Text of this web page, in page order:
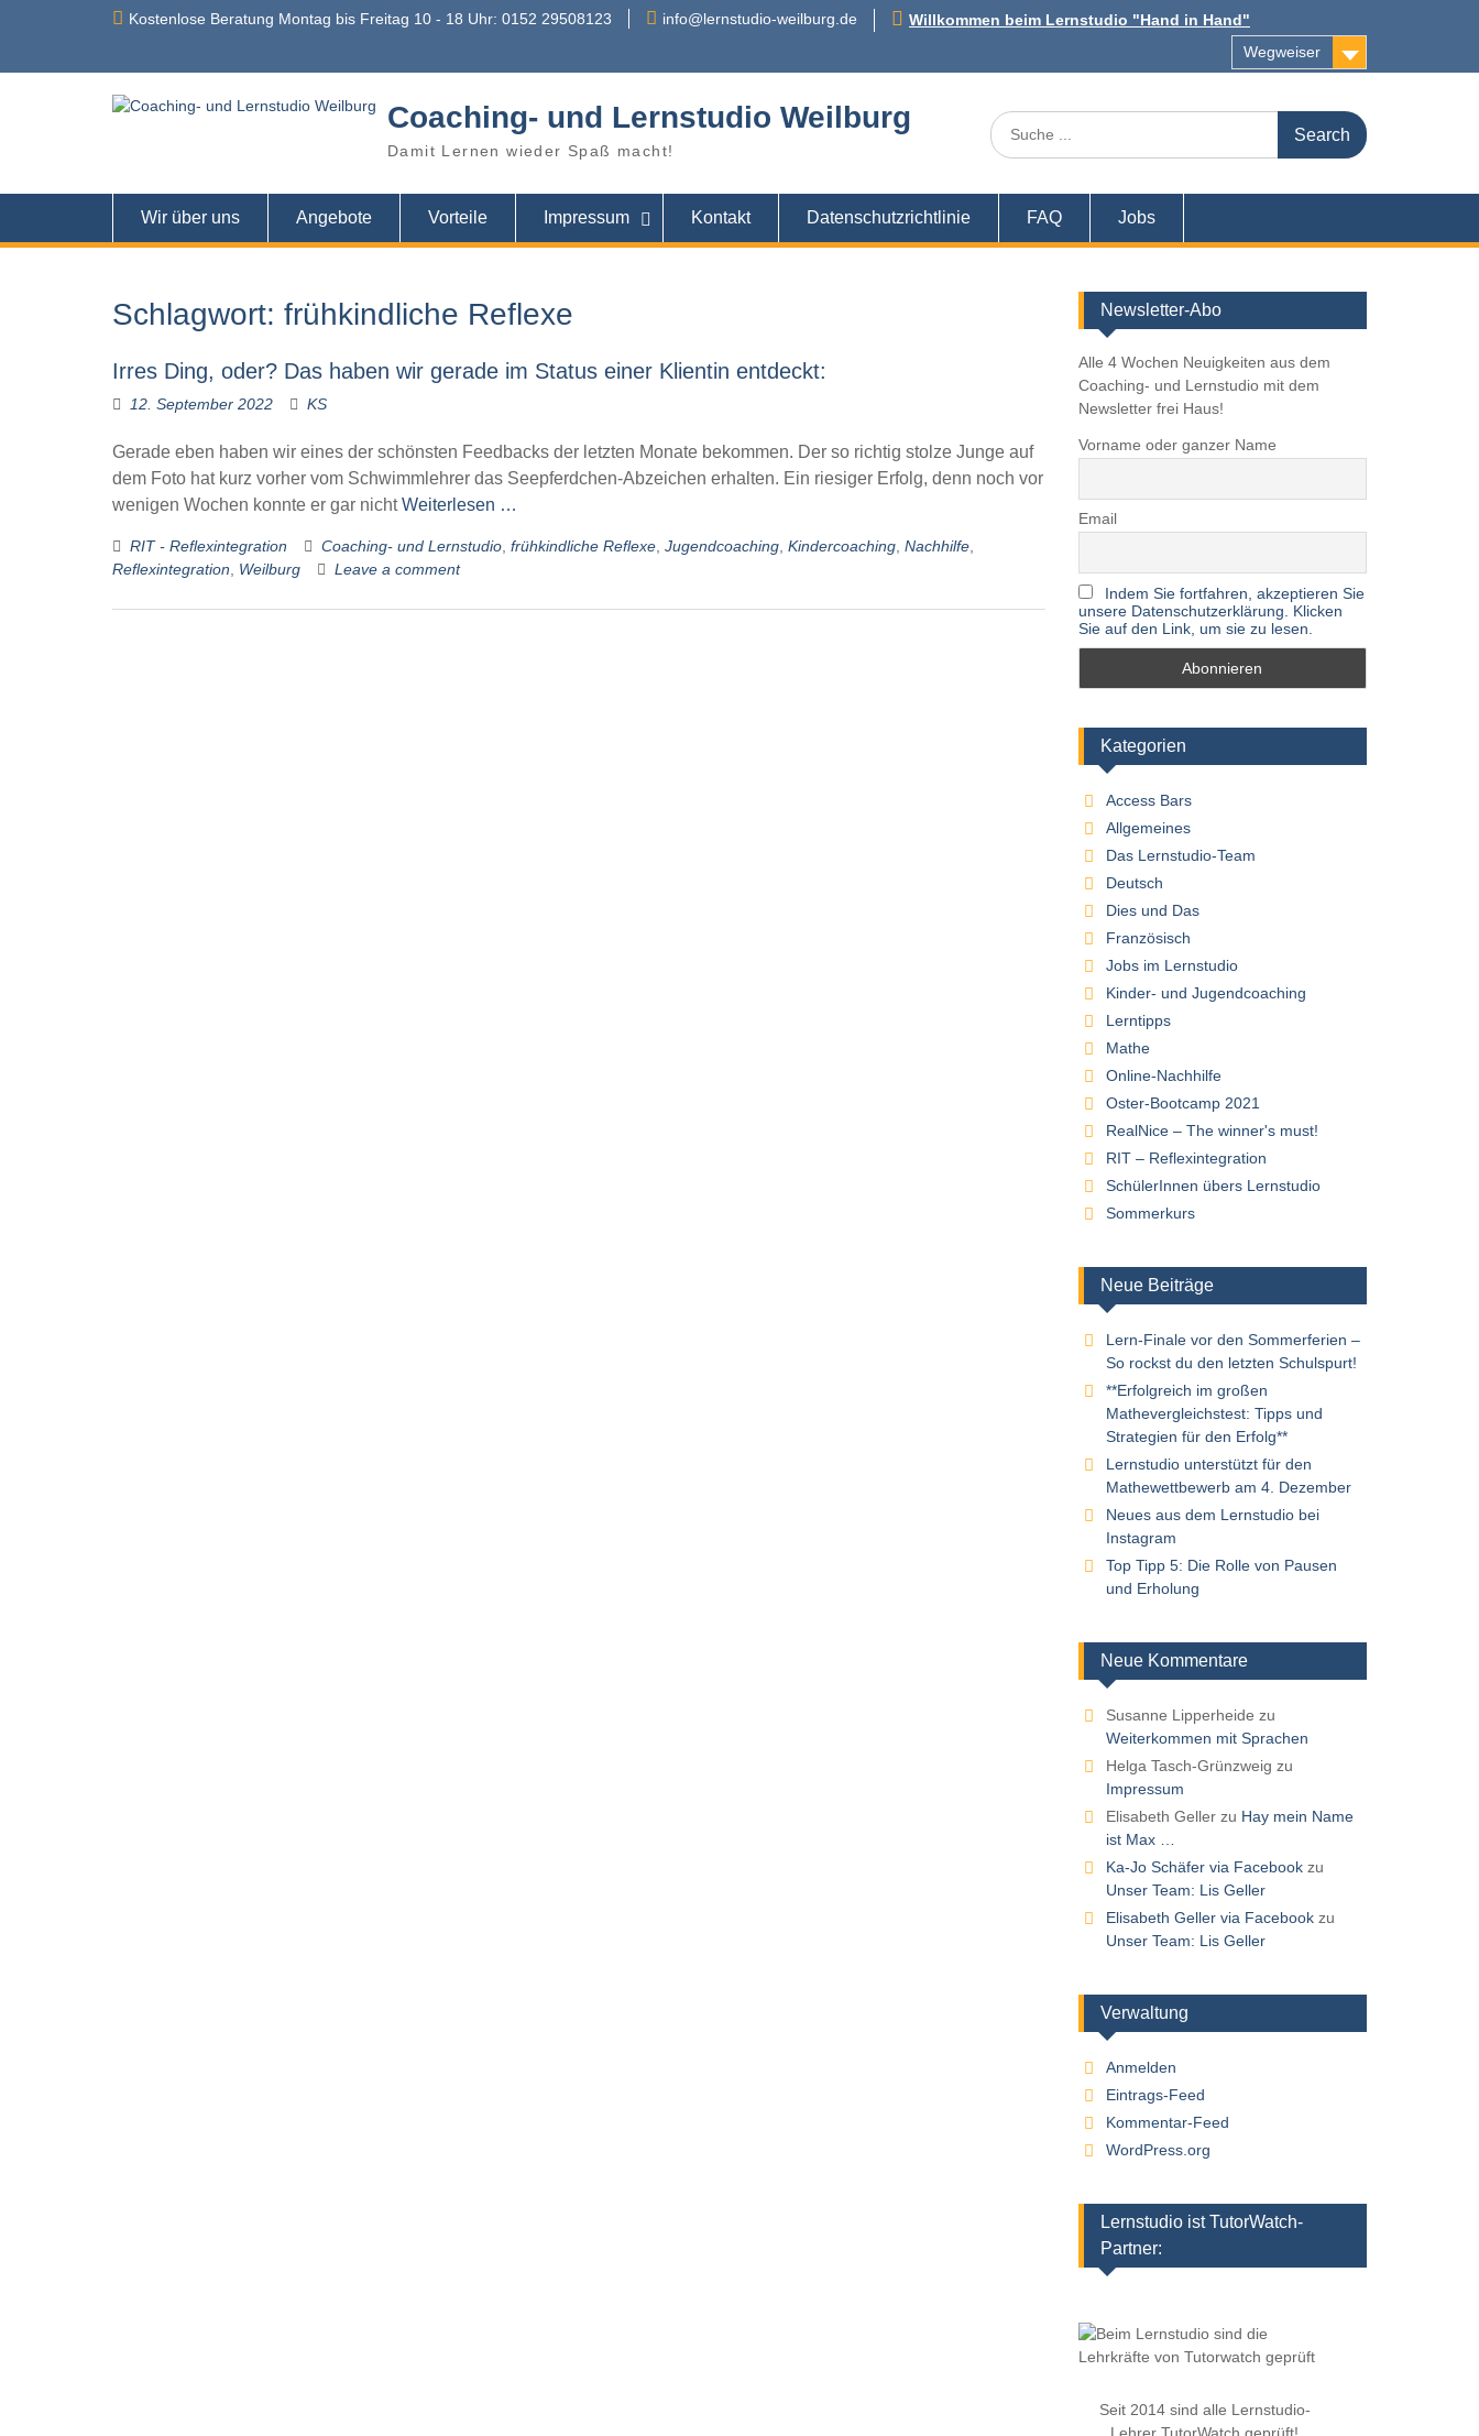
Kostenlose Beratung Montag bis Freitag 10 - 18 Uhr: 0152 29508123 info@lernstudio-weilburg.de
Willkommen beim Lernstudio "Hand in Hand"
Wegweiser
Coaching- und Lernstudio Weilburg
Damit Lernen wieder Spaß macht!
Search
for:
Wir über uns Angebote Vorteile Impressum Kontakt Datenschutzrichtlinie FAQ Jobs
Schlagwort: frühkindliche Reflexe
Irres Ding, oder? Das haben wir gerade im Status einer Klientin entdeckt:
12. September 2022 KS
Gerade eben haben wir eines der schönsten Feedbacks der letzten Monate bekommen. Der so richtig stolze Junge auf
dem Foto hat kurz vorher vom Schwimmlehrer das Seepferdchen-Abzeichen erhalten. Ein riesiger Erfolg, denn noch vor
wenigen Wochen konnte er gar nichtWeiterlesen …
RIT - Reflexintegration Coaching- und Lernstudio frühkindliche Reflexe Jugendcoaching Kindercoaching Nachhilfe
Reflexintegration
Weilburg Leave a comment
Newsletter-Abo
Alle 4 Wochen Neuigkeiten aus dem
Coaching- und Lernstudio mit dem
Newsletter frei Haus!
Vorname oder ganzer Name
Email
Indem Sie fortfahren, akzeptieren Sie
unsere Datenschutzerklärung. Klicken
Sie auf den Link, um sie zu lesen.
Kategorien
Access Bars
Allgemeines
Das Lernstudio-Team
Deutsch
Dies und Das
Französisch
Jobs im Lernstudio
Kinder- und Jugendcoaching
Lerntipps
Mathe
Online-Nachhilfe
Oster-Bootcamp 2021
RealNice – The winner's must!
RIT – Reflexintegration
SchülerInnen übers Lernstudio
Sommerkurs
Neue Beiträge
Lern-Finale vor den Sommerferien –
So rockst du den letzten Schulspurt!
**Erfolgreich im großen
Mathevergleichstest: Tipps und
Strategien für den Erfolg**
Lernstudio unterstützt für den
Mathewettbewerb am 4. Dezember
Neues aus dem Lernstudio bei
Instagram
Top Tipp 5: Die Rolle von Pausen
und Erholung
Neue Kommentare
Susanne Lipperheide zu
Weiterkommen mit Sprachen
Helga Tasch-Grünzweig zu
Impressum
Elisabeth Gellerzu Hay mein Name
ist Max …
Ka-Jo Schäfer via Facebookzu
Unser Team: Lis Geller
Elisabeth Geller via Facebookzu
Unser Team: Lis Geller
Verwaltung
Anmelden
Eintrags-Feed
Kommentar-Feed
WordPress.org
Lernstudio ist TutorWatch-
Partner:
Seit 2014 sind alle Lernstudio-
Lehrer TutorWatch geprüft!